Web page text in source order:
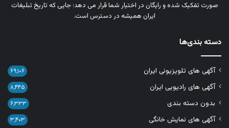
صورت تفکیک‌ شده و رایگان در اختیار شما قرار می‌ دهد؛ جایی که تاریخ تبلیغات
ایران همیشه در دسترس است.
دسته بندی‌ها
آگهی های تلویزیونی ایران ۶۹,۱۰۶
آگهی های رادیویی ایران ۸,۴۴۵
بدون دسته بندی ۶,۳۳۳
آگهی های نمایش خانگی ۳,۴۰۳